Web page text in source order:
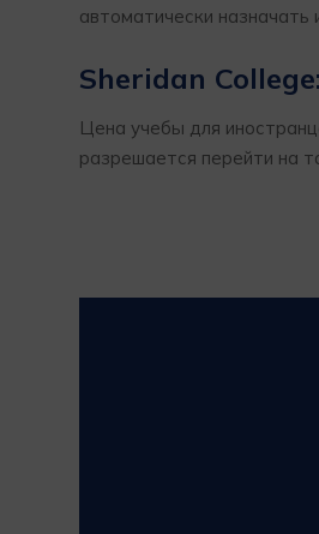
автоматически
Sheridan
Цена учебы для
разрешается перейти на